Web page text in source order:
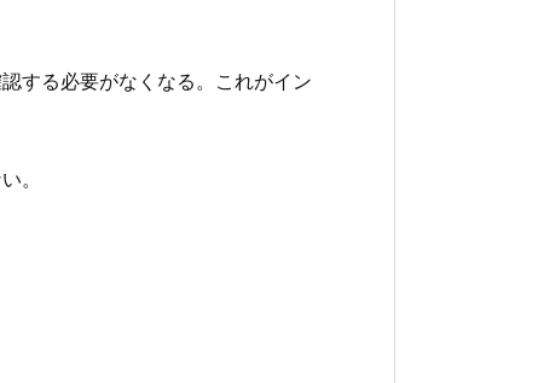
する必要がなくなる。これがイン
。